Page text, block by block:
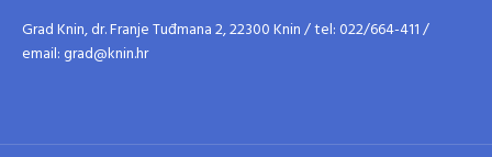
Grad Knin, dr. Franje Tuđmana 2, 22300 Knin / tel: 022/664-411 /
email: grad@knin.hr